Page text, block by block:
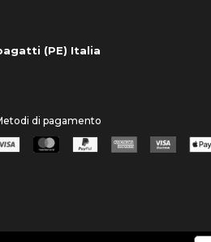
(PE) Italia
di pagamento